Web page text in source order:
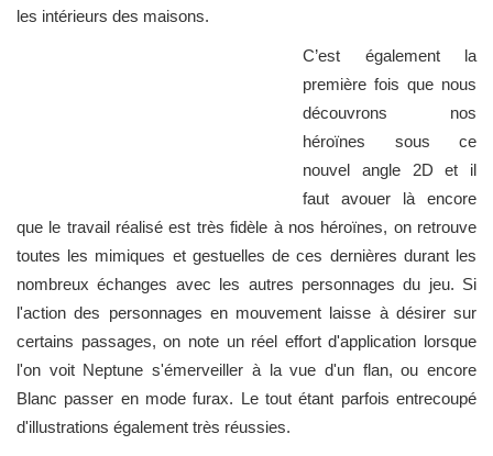
les intérieurs des maisons.
C’est également la
première fois que nous
découvrons nos
héroïnes sous ce
nouvel angle 2D et il
faut avouer là encore
que le travail réalisé est très fidèle à nos héroïnes, on retrouve
toutes les mimiques et gestuelles de ces dernières durant les
nombreux échanges avec les autres personnages du jeu. Si
l'action des personnages en mouvement laisse à désirer sur
certains passages, on note un réel effort d'application lorsque
l'on voit Neptune s'émerveiller à la vue d'un flan, ou encore
Blanc passer en mode furax. Le tout étant parfois entrecoupé
d'illustrations également très réussies.